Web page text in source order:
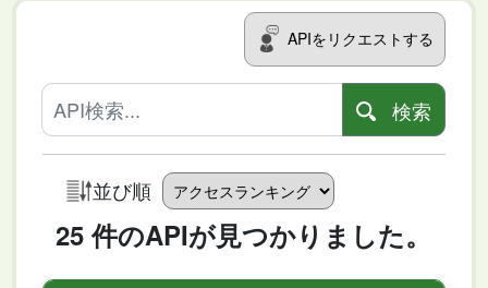
APIをリクエストする
検索
並び順
25 件のAPIが見つかりました。